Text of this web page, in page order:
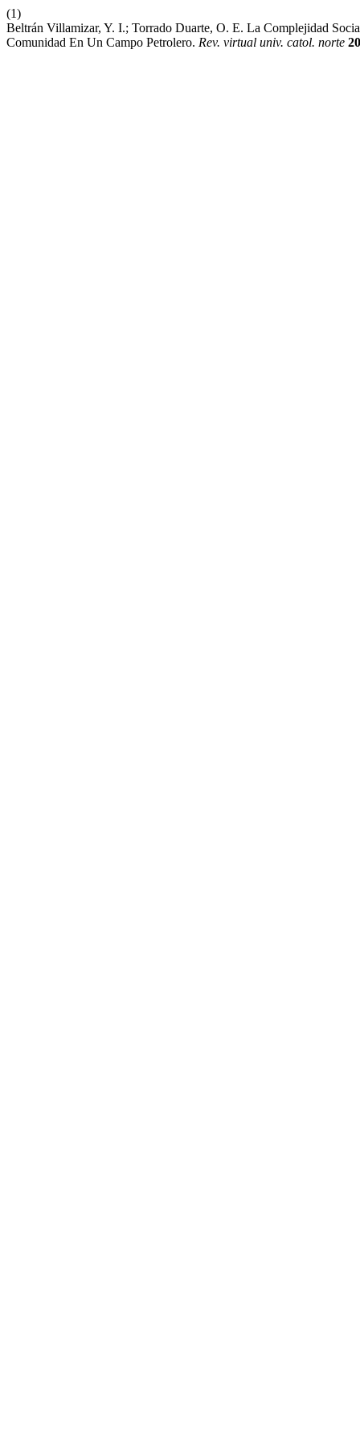
(1)
Beltrán Villamizar, Y. I.; Torrado Duarte, O. E. La Complejidad
Comunidad En Un Campo Petrolero. Rev. virtual univ. catol. norte